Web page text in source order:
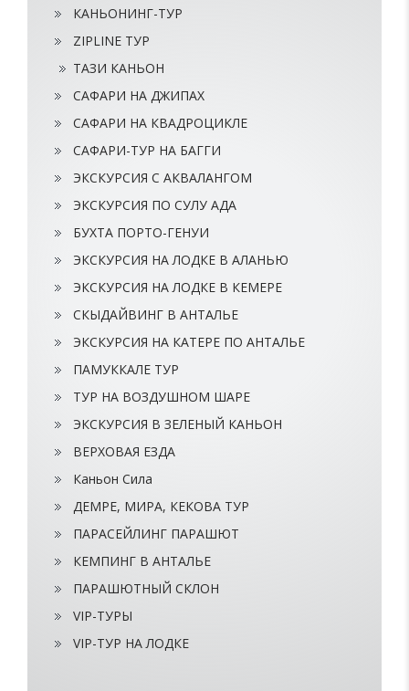
КАНЬОНИНГ-ТУР
ZIPLINE ТУР
ТАЗИ КАНЬОН
САФАРИ НА ДЖИПАХ
САФАРИ НА КВАДРОЦИКЛЕ
САФАРИ-ТУР НА БАГГИ
ЭКСКУРСИЯ С АКВАЛАНГОМ
ЭКСКУРСИЯ ПО СУЛУ АДА
БУХТА ПОРТО-ГЕНУИ
ЭКСКУРСИЯ НА ЛОДКЕ В АЛАНЬЮ
ЭКСКУРСИЯ НА ЛОДКЕ В КЕМЕРЕ
СКЫДАЙВИНГ В АНТАЛЬЕ
ЭКСКУРСИЯ НА КАТЕРЕ ПО АНТАЛЬЕ
ПАМУККАЛЕ ТУР
ТУР НА ВОЗДУШНОМ ШАРЕ
ЭКСКУРСИЯ В ЗЕЛЕНЫЙ КАНЬОН
ВЕРХОВАЯ ЕЗДА
Каньон Сила
ДЕМРЕ, МИРА, КЕКОВА ТУР
ПАРАСЕЙЛИНГ ПАРАШЮТ
КЕМПИНГ В АНТАЛЬЕ
ПАРАШЮТНЫЙ СКЛОН
VIP-ТУРЫ
VIP-ТУР НА ЛОДКЕ